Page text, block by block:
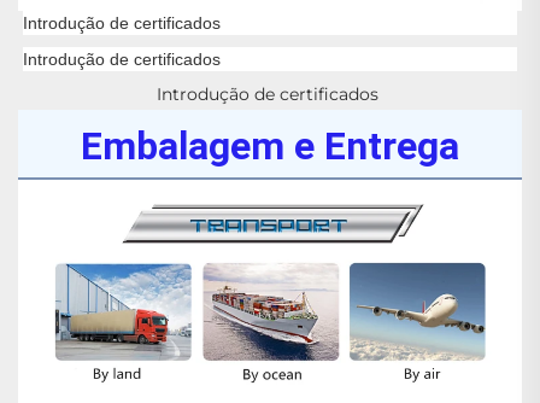
Introdução de certificados
Introdução de certificados
Introdução de certificados
Embalagem e Entrega